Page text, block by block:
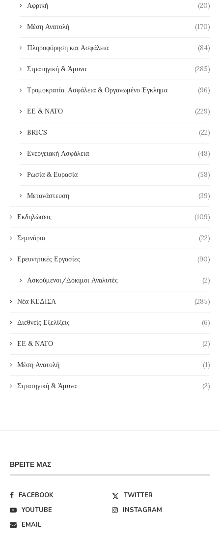
Αφρική (20)
Μέση Ανατολή (170)
Πληροφόρηση και Ασφάλεια (84)
Στρατηγική & Άμυνα (285)
Τρομοκρατία, Ασφάλεια & Οργανωμένο Έγκλημα (96)
ΕΕ & ΝΑΤΟ (229)
BRICS (22)
Ενεργειακή Ασφάλεια (48)
Ρωσία & Ευρασία (58)
Μετανάστευση (39)
Εκδηλώσεις (109)
Σεμινάρια (22)
Ερευνητικές Εργασίες (90)
Ασκούμενοι/Δόκιμοι Αναλυτές (2)
Νέα ΚΕΔΙΣΑ (285)
Διεθνείς Εξελίξεις (6)
ΕΕ & ΝΑΤΟ (2)
Μέση Ανατολή (1)
Στρατηγική & Άμυνα (2)
ΒΡΕΊΤΕ ΜΑΣ
FACEBOOK
TWITTER
YOUTUBE
INSTAGRAM
EMAIL